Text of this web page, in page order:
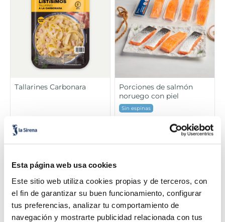
Esta página web usa cookies
Este sitio web utiliza cookies propias y de terceros, con
el fin de garantizar su buen funcionamiento, configurar
tus preferencias, analizar tu comportamiento de
navegación y mostrarte publicidad relacionada con tus
Tallarines Carbonara
2,99 €
Añadir
Porciones de salmón
noruego con piel
Sin espinas
Pack 4u x 125g
Añadir